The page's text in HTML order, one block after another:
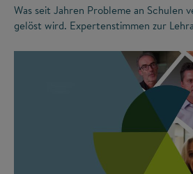
Was seit Jahren Probleme an Schulen
gelöst wird. Expertenstimmen zur